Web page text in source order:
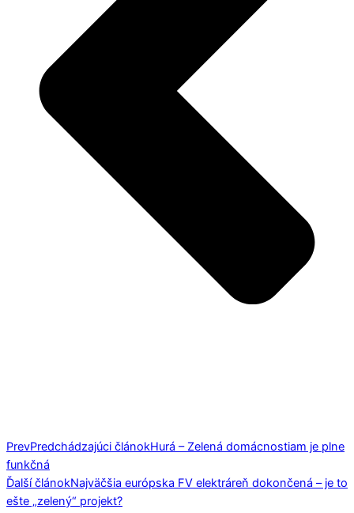
PrevPredchádzajúci článokHurá – Zelená domácnostiam je plne
funkčná
Ďalší článokNajväčšia európska FV elektráreň dokončená – je to
ešte „zelený“ projekt?